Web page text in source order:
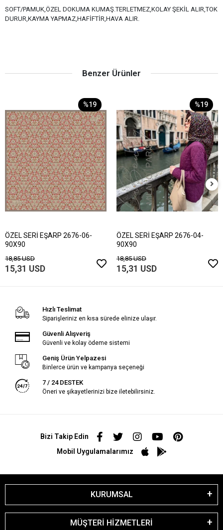
SOFT/PAMUK,ÖZEL DOKUMA KUMAŞ.TERLETMEZ,KOLAY ŞEKİL ALIR,TOK
DURUR,KAYMA YAPMAZ,HAFİFTİR,HAVA ALIR.
Benzer Ürünler
%19
ÖZEL SERİ EŞARP 2676-06-
90X90
18,85 USD
15,31 USD
%19
ÖZEL SERİ EŞARP 2676-04-
90X90
18,85 USD
15,31 USD
Hızlı Teslimat
Siparişleriniz en kısa sürede elinize ulaşır.
Güvenli Alışveriş
Güvenli ve kolay ödeme sistemi
Geniş Ürün Yelpazesi
Binlerce ürün ve kampanya seçeneği
7 / 24 DESTEK
Öneri ve şikayetlerinizi bize iletebilirsiniz.
Bizi Takip Edin
Mobil Uygulamalarımız
KURUMSAL
MÜŞTERİ HİZMETLERİ